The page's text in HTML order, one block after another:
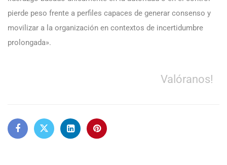
pierde peso frente a perfiles capaces de generar consenso y
movilizar a la organización en contextos de incertidumbre
prolongada».
Valóranos!